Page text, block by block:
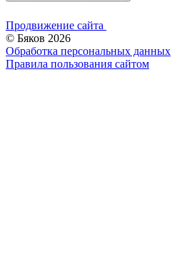
Продвижение сайта
© Бяков 2026
Обработка персональных данных
Правила пользования сайтом